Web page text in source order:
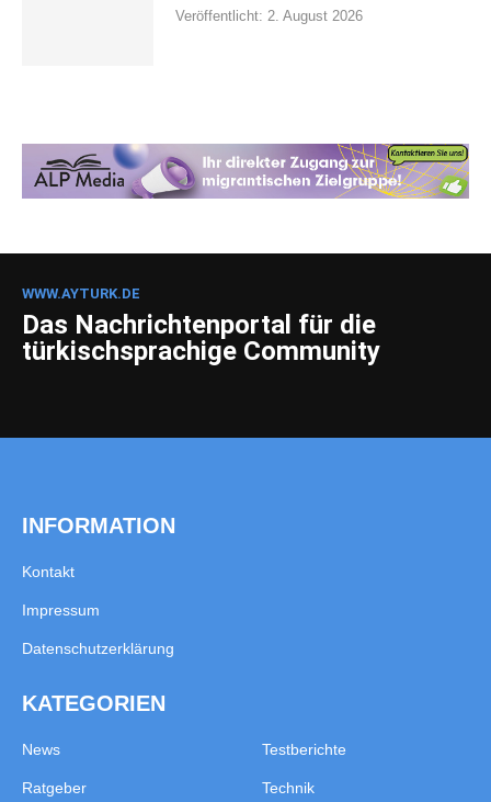
Veröffentlicht: 2. August 2026
INFORMATION
Kontakt
Impressum
Datenschutzerklärung
KATEGORIEN
News Testberichte
Ratgeber Technik
WWW.AYTURK.DE
Das Nachrichtenportal für die
türkischsprachige Community